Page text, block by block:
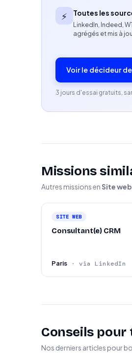
Anglais professionnel
Capacité à
Profil recherché
Expérience sur des
Autonomie, esprit
⚡ Toutes les
LinkedIn, Indeed,
agrégés et mis à
Voir le décideur
3 jours d'essai gratuits,
Missions
Autres missions enSite web
SITE WEB
Consultant(e) CRM
Paris · via LinkedIn
Conseils pour
Nos derniers articles pour